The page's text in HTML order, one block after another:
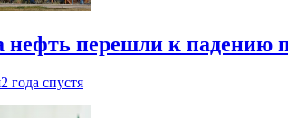
перешли к падению
2 года спустя